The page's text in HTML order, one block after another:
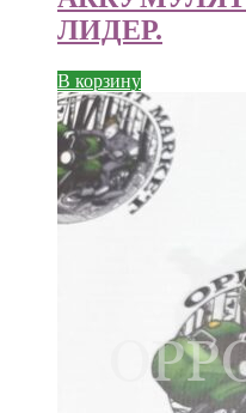
ЛИДЕР.
В корзину